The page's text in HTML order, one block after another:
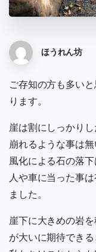
ほうれん坊
ご存知の方も多い
ります。
崖は割にしっかり
崩れるような事は
風化による石の落
人や車に当った事
ました。
崖下に大きめの岩
が大いに期待できる